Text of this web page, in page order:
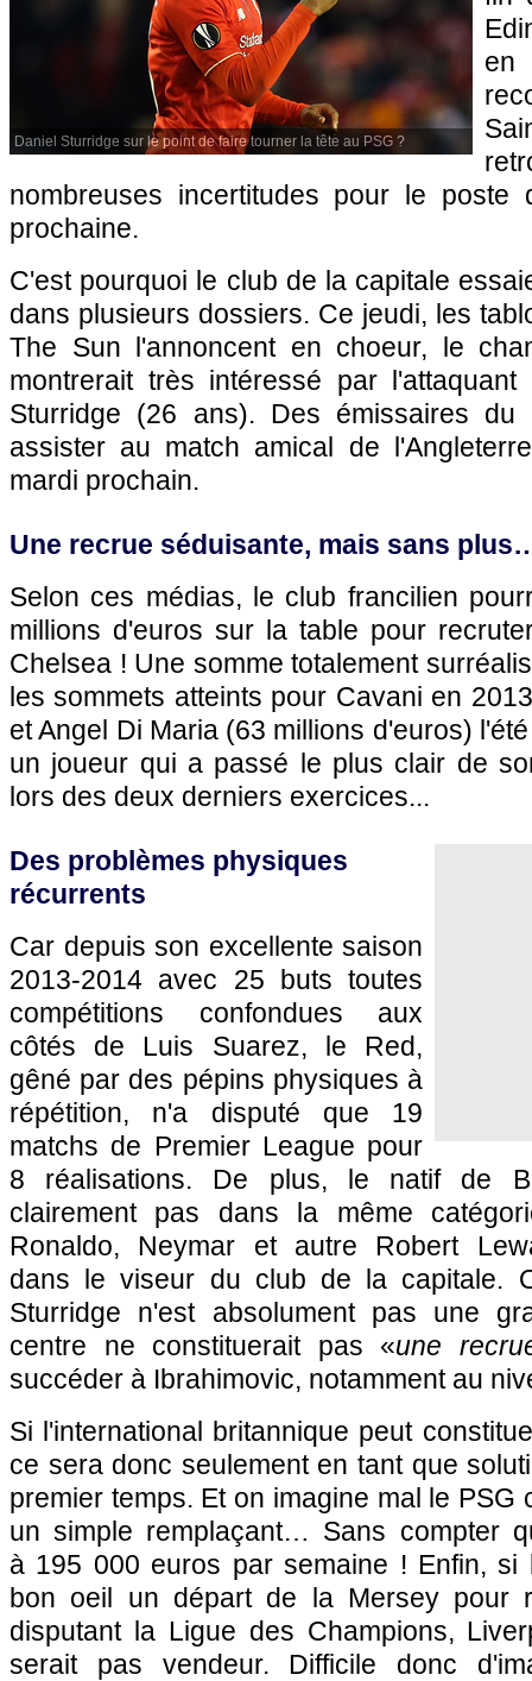
Daniel Sturridge sur le point de faire tourner la tête au PSG ?
nombreuses incertitudes pour le poste
prochaine.
C'est pourquoi le club de la capitale
dans plusieurs dossiers. Ce jeudi, les
The Sun l'annoncent en choeur, le
montrerait très intéressé par
Sturridge (26 ans). Des émissaires du
assister au match amical de
mardi prochain.
Une recrue séduisante, mais sans
Selon ces médias, le club francilien
millions d'euros sur la table pour
Chelsea ! Une somme totalement
les sommets atteints pour Cavani en
et Angel Di Maria (63 millions d'euros)
un joueur qui a passé le plus clair de
lors des deux derniers exercices...
Des problèmes physiques
récurrents
Car depuis son excellente saison
2013-2014 avec 25 buts toutes
compétitions confondues aux
côtés de Luis Suarez, le Red,
gêné par des pépins physiques à
répétition, n'a disputé que 19
matchs de Premier League pour
8 réalisations. De plus, le natif de
clairement pas dans la même
Ronaldo, Neymar et autre Robert
dans le viseur du club de la capitale.
Sturridge n'est absolument pas une
centre ne constituerait pas «une
succéder à Ibrahimovic, notamment au
Si l'international britannique peut
ce sera donc seulement en tant que
premier temps. Et on imagine mal le PSG
un simple remplaçant… Sans compter
à 195 000 euros par semaine ! Enfin, si
bon oeil un départ de la Mersey pour
disputant la Ligue des Champions,
serait pas vendeur. Difficile donc